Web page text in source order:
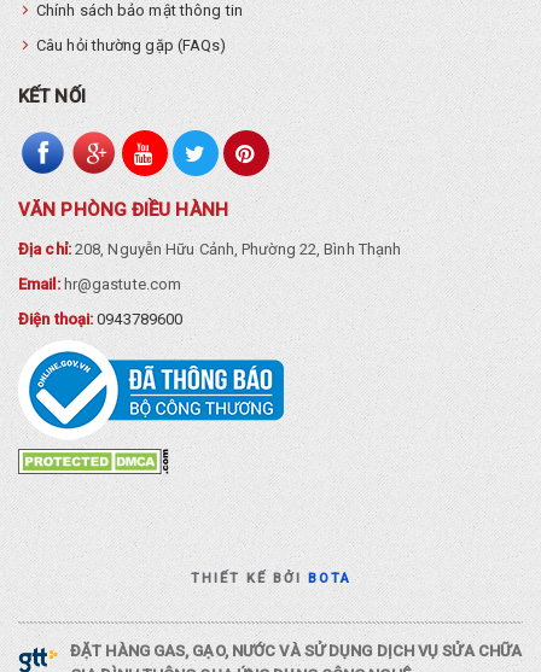
Chính sách bảo mật thông tin
Câu hỏi thường gặp (FAQs)
KẾT NỐI
VĂN PHÒNG ĐIỀU HÀNH
Địa chỉ:208, Nguyễn Hữu Cảnh, Phường 22, Bình Thạnh
Email:hr@gastute.com
Điện thoại:0943789600
THIẾT KẾ BỞIBOTA
ĐẶT HÀNG GAS, GẠO, NƯỚC VÀ SỬ DỤNG DỊCH VỤ SỬA CHỮA